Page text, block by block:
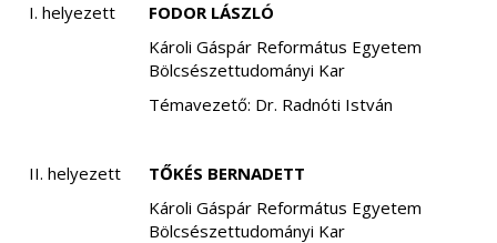
I. helyezett
FODOR LÁSZLÓ
Károli Gáspár Református Egyetem
Bölcsészettudományi Kar
Témavezető: Dr. Radnóti István
II. helyezett
TŐKÉS BERNADETT
Károli Gáspár Református Egyetem
Bölcsészettudományi Kar